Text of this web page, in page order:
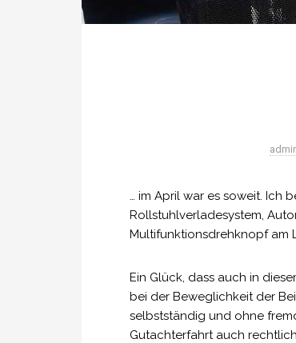
… im April war es soweit. Ich
Rollstuhlverladesystem,
Multifunktionsdrehknopf am
Ein Glück, dass auch in
bei der Beweglichkeit der
selbstständig und ohne
Gutachterfahrt auch